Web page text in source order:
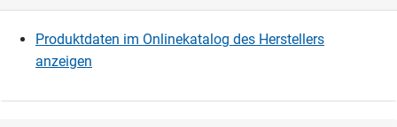
Produktdaten im Onlinekatalog des Herstellers
anzeigen